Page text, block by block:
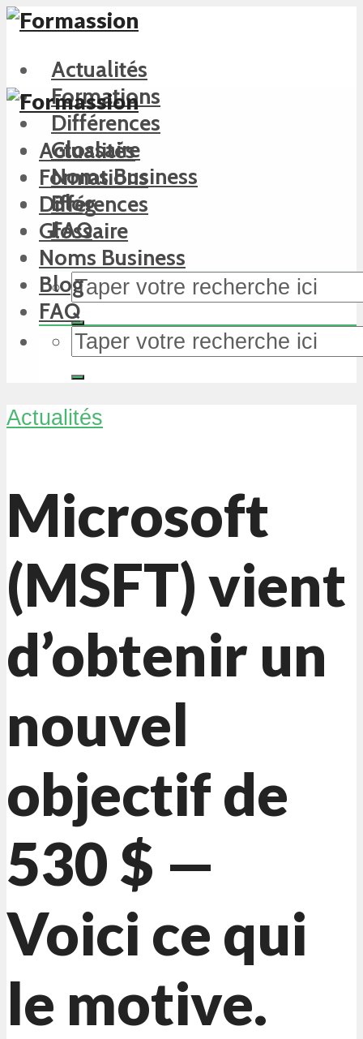
Actualités
Formations
Différences
Glossaire
Noms Business
Blog
FAQ
Actualités
Formations
Différences
Glossaire
Noms Business
Blog
FAQ
Actualités
Microsoft
(MSFT) vient
d’obtenir un
nouvel
objectif de
530 $ —
Voici ce qui
le motive.